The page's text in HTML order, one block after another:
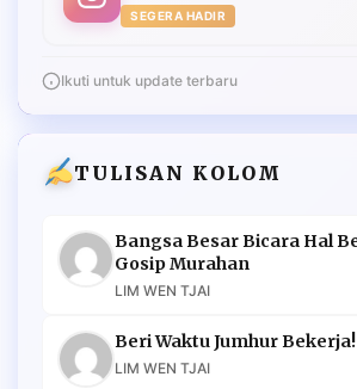
SEGERA HADIR
Ikuti untuk update terbaru
TULISAN KOLOM
Bangsa Besar Bicara Hal
Gosip Murahan
LIM WEN TJAI
Beri Waktu Jumhur Bekerja!
LIM WEN TJAI